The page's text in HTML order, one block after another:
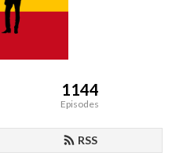
1144
Episodes
RSS